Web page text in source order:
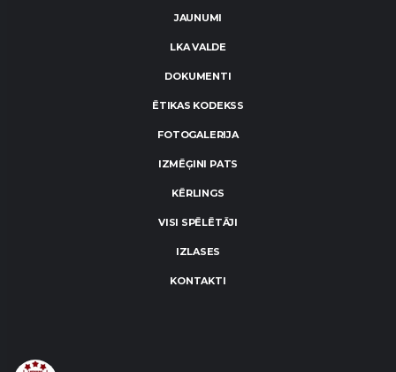
JAUNUMI
LKA VALDE
DOKUMENTI
ĒTIKAS KODEKSS
FOTOGALERIJA
IZMĒĢINI PATS
KĒRLINGS
VISI SPĒLĒTĀJI
IZLASES
KONTAKTI